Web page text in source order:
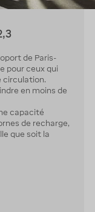
de Paris-
pour ceux qui
circulation.
en moins de
capacité
de recharge,
que soit la